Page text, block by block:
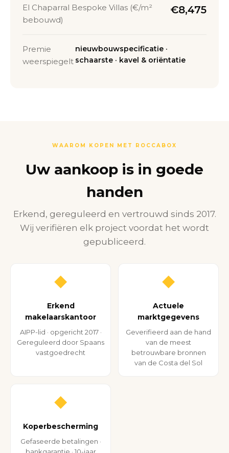
El Chaparral Bespoke Villas (€/m²
bebouwd)
€8,475
Premie
weerspiegelt
nieuwbouwspecificatie ·
schaarste · kavel & oriëntatie
WAAROM KOPEN MET ROCCABOX
Uw aankoop is in goede
handen
Erkend, gereguleerd en vertrouwd sinds 2017.
Wij verifiëren elk project voordat het wordt
gepubliceerd.
◆
Erkend
makelaarskantoor
AIPP-lid · opgericht 2017 ·
Gereguleerd door Spaans
vastgoedrecht
◆
Actuele
marktgegevens
Geverifieerd aan de hand
van de meest
betrouwbare bronnen
van de Costa del Sol
◆
Koperbescherming
Gefaseerde betalingen ·